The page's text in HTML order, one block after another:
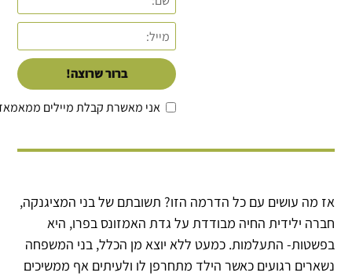
אני מאשרת קבלת מיילים
ברור שרוצה!
אז מה עושים עם כל הדרמה הזו? תשובתם של בני המציגנקה,
חברה ילידית החיה מבודדת על גדת האמזונס בפרו, היא
בפשטות- התעלמות. כמעט ללא יוצא מן הכלל, בני המשפחה
נשארים רגועים כאשר הילד מתחרפן לו ולעיתים אף ממשיכים